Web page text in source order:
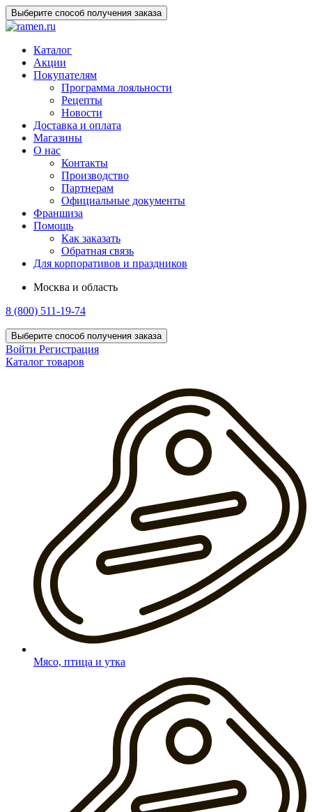
Выберите способ получения заказа
Каталог
Акции
Покупателям
Программа лояльности
Рецепты
Новости
Доставка и оплата
Магазины
О нас
Контакты
Производство
Партнерам
Официальные документы
Франшиза
Помощь
Как заказать
Обратная связь
Для корпоративов и праздников
Москва и область
8 (800) 511-19-74
Выберите способ получения заказа
Войти Регистрация
Каталог товаров
Мясо, птица и утка